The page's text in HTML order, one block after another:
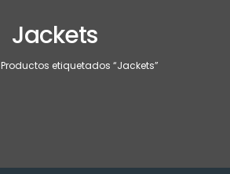
Jackets
Productos etiquetados “Jackets”